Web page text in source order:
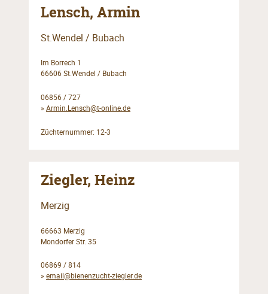
Lensch, Armin
St.Wendel / Bubach
Im Borrech 1
66606 St.Wendel / Bubach
06856 / 727
» Armin.Lensch@t-online.de
Züchternummer: 12-3
Ziegler, Heinz
Merzig
66663 Merzig
Mondorfer Str. 35
06869 / 814
» email@bienenzucht-ziegler.de